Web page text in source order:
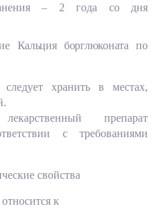
– 2 года со дня
Кальция борглюконатапо
следует хранить в местах,
препарат
с требованиями
свойства
к